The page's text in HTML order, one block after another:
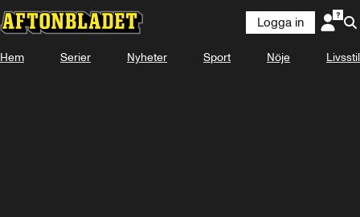
Logga in
Hem Serier Nyheter Sport Nöje Livsstil